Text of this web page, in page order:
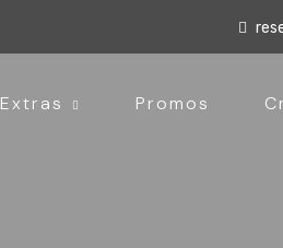
Extras Promos